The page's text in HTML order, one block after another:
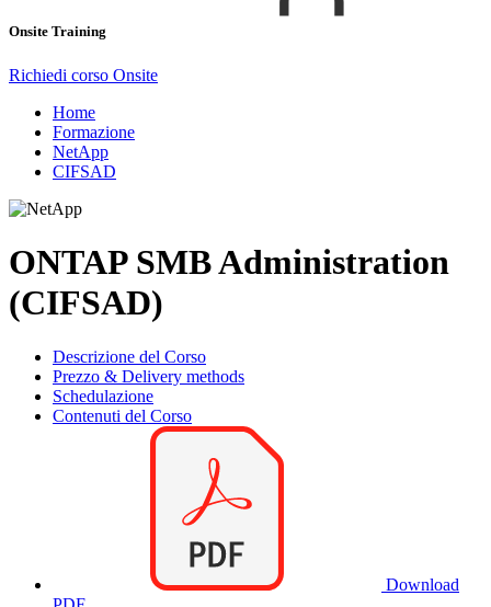
Onsite Training
Richiedi corso Onsite
Home
Formazione
NetApp
CIFSAD
ONTAP SMB Administration
(CIFSAD)
Descrizione del Corso
Prezzo & Delivery methods
Schedulazione
Contenuti del Corso
Download